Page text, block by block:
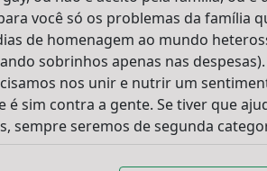
você só os problemas da família
de homenagem ao mundo
sobrinhos apenas nas
nos unir e nutrir um
é sim contra a gente. Se tiver que
sempre seremos de segunda